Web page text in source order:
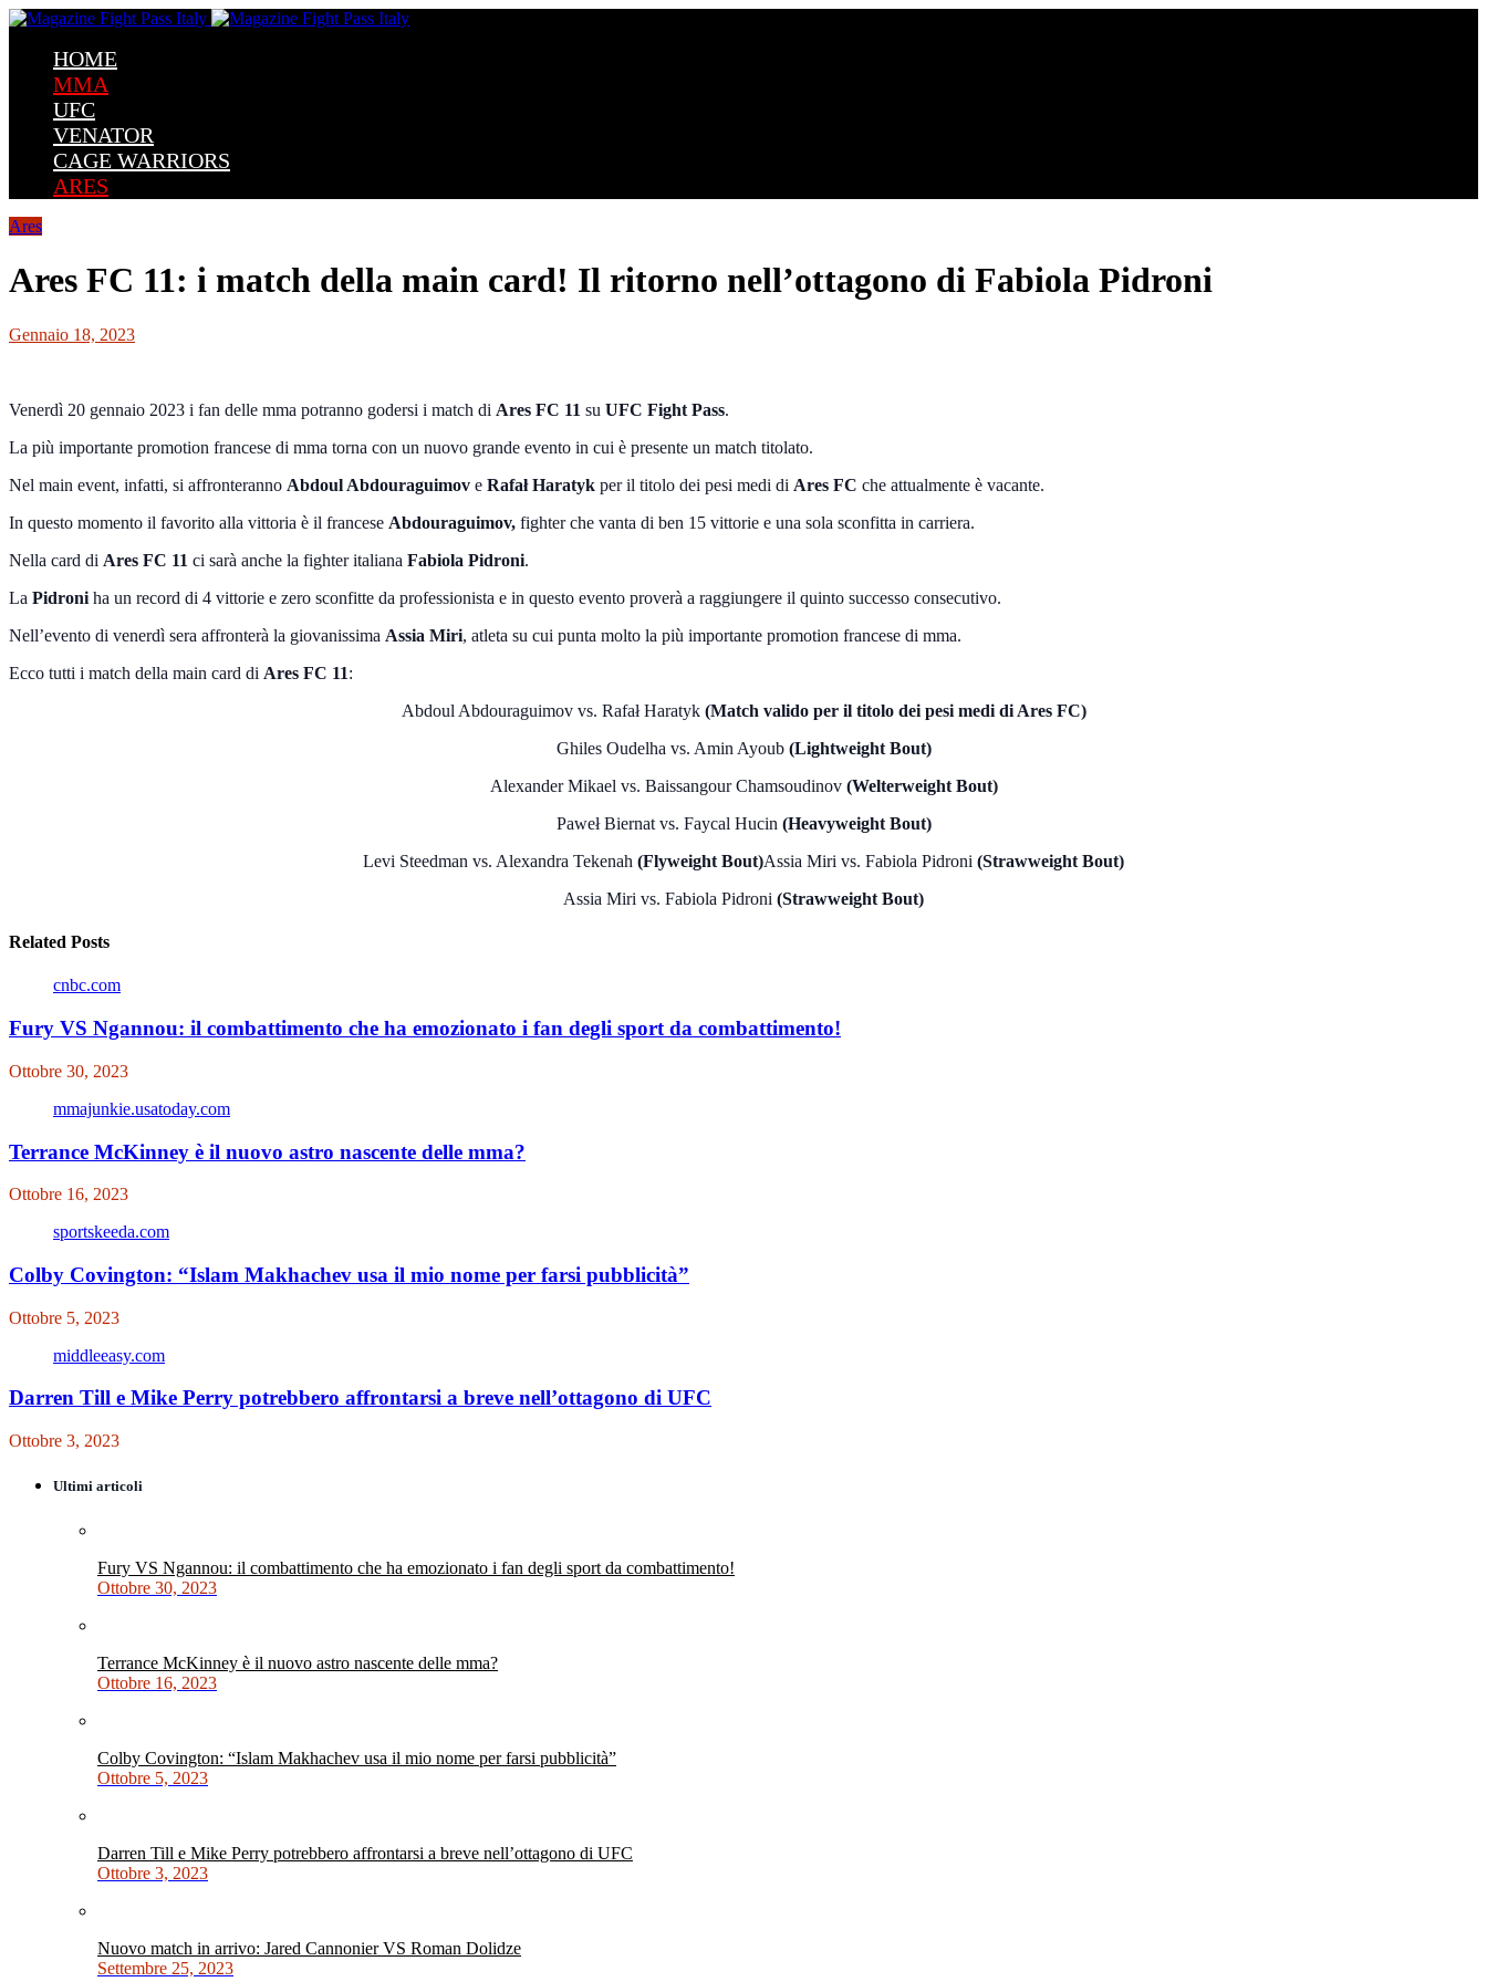
HOME
MMA
UFC
VENATOR
CAGE WARRIORS
ARES
Ares
Ares FC 11: i match della main card! Il ritorno nell’ottagono di Fabiola Pidroni
Gennaio 18, 2023
Venerdì 20 gennaio 2023 i fan delle mma potranno godersi i match di Ares FC 11 su UFC Fight Pass.
La più importante promotion francese di mma torna con un nuovo grande evento in cui è presente un match titolato.
Nel main event, infatti, si affronteranno Abdoul Abdouraguimov e Rafał Haratyk per il titolo dei pesi medi di Ares FC che attualmente è vacante.
In questo momento il favorito alla vittoria è il francese Abdouraguimov, fighter che vanta di ben 15 vittorie e una sola sconfitta in carriera.
Nella card di Ares FC 11 ci sarà anche la fighter italiana Fabiola Pidroni.
La Pidroni ha un record di 4 vittorie e zero sconfitte da professionista e in questo evento proverà a raggiungere il quinto successo consecutivo.
Nell’evento di venerdì sera affronterà la giovanissima Assia Miri, atleta su cui punta molto la più importante promotion francese di mma.
Ecco tutti i match della main card di Ares FC 11:
Abdoul Abdouraguimov vs. Rafał Haratyk (Match valido per il titolo dei pesi medi di Ares FC)
Ghiles Oudelha vs. Amin Ayoub(Lightweight Bout)
Alexander Mikael vs. Baissangour Chamsoudinov(Welterweight Bout)
Paweł Biernat vs. Faycal Hucin (Heavyweight Bout)
Levi Steedman vs. Alexandra Tekenah (Flyweight Bout)Assia Miri vs. Fabiola Pidroni (Strawweight Bout)
Assia Miri vs. Fabiola Pidroni (Strawweight Bout)
Related Posts
cnbc.com
Fury VS Ngannou: il combattimento che ha emozionato i fan degli sport da combattimento!
Ottobre 30, 2023
mmajunkie.usatoday.com
Terrance McKinney è il nuovo astro nascente delle mma?
Ottobre 16, 2023
sportskeeda.com
Colby Covington: “Islam Makhachev usa il mio nome per farsi pubblicità”
Ottobre 5, 2023
middleeasy.com
Darren Till e Mike Perry potrebbero affrontarsi a breve nell’ottagono di UFC
Ottobre 3, 2023
Ultimi articoli
Fury VS Ngannou: il combattimento che ha emozionato i fan degli sport da combattimento!
Ottobre 30, 2023
Terrance McKinney è il nuovo astro nascente delle mma?
Ottobre 16, 2023
Colby Covington: “Islam Makhachev usa il mio nome per farsi pubblicità”
Ottobre 5, 2023
Darren Till e Mike Perry potrebbero affrontarsi a breve nell’ottagono di UFC
Ottobre 3, 2023
Nuovo match in arrivo: Jared Cannonier VS Roman Dolidze
Settembre 25, 2023